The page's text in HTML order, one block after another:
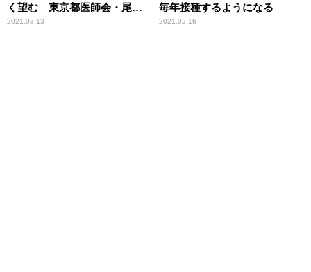
く望む 東京都医師会・尾﨑
会長
2021.03.13
毎年接種するようになる
2021.02.16